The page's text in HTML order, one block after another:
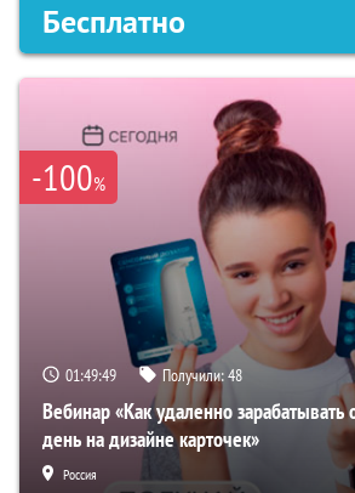
Бесплатно
-100%
01:49:48 Получили:48
Вебинар «Как удаленно
день на дизайне карточек»
Россия